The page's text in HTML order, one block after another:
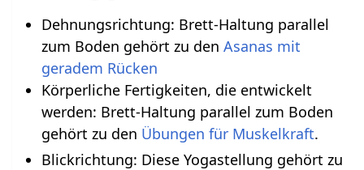
Dehnungsrichtung: Brett-Haltung parallel
zum Boden gehört zu den Asanas mit
geradem Rücken
Körperliche Fertigkeiten, die entwickelt
werden: Brett-Haltung parallel zum Boden
gehört zu den Übungen für Muskelkraft.
Blickrichtung: Diese Yogastellung gehört zu